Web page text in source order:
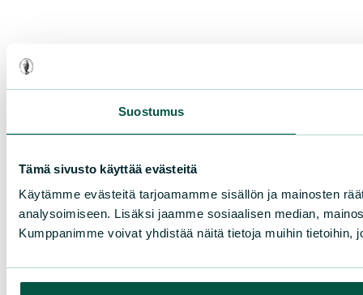
Suostumus
Tämä sivusto käyttää evästeitä
Käytämme evästeitä tarjoamamme sisällön ja mainosten
analysoimiseen. Lisäksi jaamme sosiaalisen median,
Kumppanimme voivat yhdistää näitä tietoja muihin tietoihin,